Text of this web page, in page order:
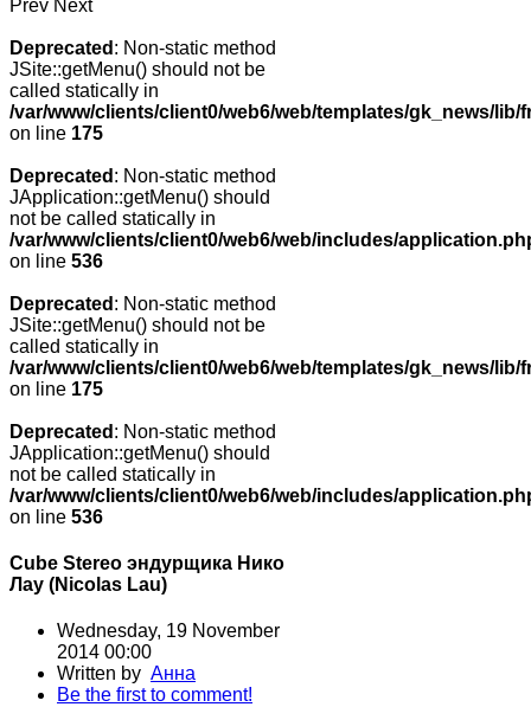
Prev Next
Deprecated : Non-static method
JSite::getMenu() should not be
called statically in
/var/www/clients/client0/web6/web/templates/gk_news/
on line 175
Deprecated : Non-static method
JApplication::getMenu() should
not be called statically in
/var/www/clients/client0/web6/web/includes/
on line 536
Deprecated : Non-static method
JSite::getMenu() should not be
called statically in
/var/www/clients/client0/web6/web/templates/gk_news/
on line 175
Deprecated : Non-static method
JApplication::getMenu() should
not be called statically in
/var/www/clients/client0/web6/web/includes/
on line 536
Cube Stereo эндурщика Нико
Лау (Nicolas Lau)
Wednesday, 19 November
2014 00:00
Written by Анна
Be the first to comment!